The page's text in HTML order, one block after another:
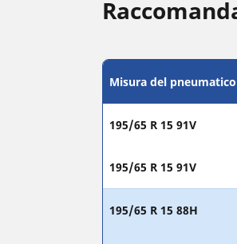
Misura del pneumatico
195/65 R 15 91V
195/65 R 15 91V
195/65 R 15 88H